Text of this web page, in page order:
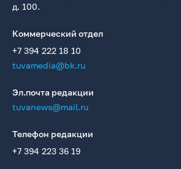
д. 100.
Коммерческий отдел
+7 394 222 18 10
tuvamedia@bk.ru
Эл.почта редакции
tuvanews@mail.ru
Телефон редакции
+7 394 223 36 19